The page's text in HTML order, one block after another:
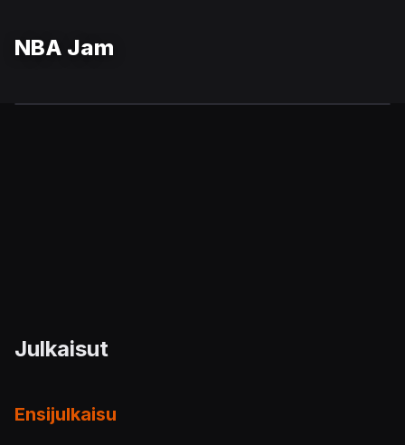
NBA Jam
Julkaisut
Ensijulkaisu